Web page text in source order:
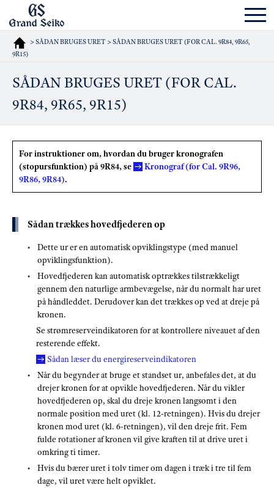
> SÅDAN BRUGES URET > SÅDAN BRUGES URET (FOR CAL. 9R84, 9R65,
9R15)
SÅDAN BRUGES URET (FOR CAL.
9R84, 9R65, 9R15)
For instruktioner om, hvordan du bruger kronografen
(stopursfunktion) på 9R84, se
Kronograf (for Cal. 9R96,
9R86, 9R84).
Sådan trækkes hovedfjederen op
Dette ur er en automatisk opviklingstype (med manuel
opviklingsfunktion).
Hovedfjederen kan automatisk optrækkes tilstrækkeligt
gennem den naturlige armbevægelse, når du normalt har uret
på håndleddet. Derudover kan det trækkes op ved at dreje på
kronen.
Se strømreserveindikatoren for at kontrollere niveauet af den
resterende effekt.
Sådan læser du energireserveindikatoren
Når du begynder at bruge et standset ur, anbefales det, at du
drejer kronen for at opvikle hovedfjederen. Når du vikler
hovedfjederen op, skal du dreje kronen langsomt i den
normale position med uret (kl. 12-retningen). Hvis du drejer
kronen mod uret (kl. 6-retningen), vil den dreje frit. Fem
fulde rotationer af kronen vil give kraften til at drive uret i
omkring ti timer.
Hvis du bærer uret i tolv timer om dagen i træk i tre til fem
dage, vil uret være helt opviklet.